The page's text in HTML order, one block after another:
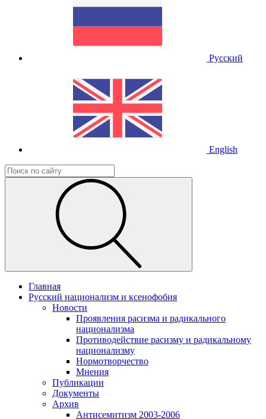
Русский
English
Главная
Русский национализм и ксенофобия
Новости
Проявления расизма и радикального
национализма
Противодействие расизму и радикальному
национализму
Нормотворчество
Мнения
Публикации
Документы
Архив
Антисемитизм 2003-2006